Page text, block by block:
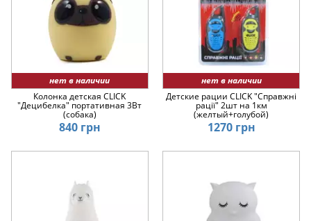
нет в наличии
Колонка детская CLICK
"Децибелка" портативная 3Вт
(собака)
840 грн
нет в наличии
Детские рации CLICK "Справжні
рації" 2шт на 1км
(желтый+голубой)
1270 грн